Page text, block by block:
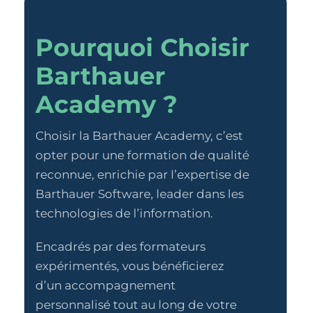
Pourquoi Choisir
Barthauer
Academy ?
Choisir la Barthauer Academy, c’est
opter pour une formation de qualité
reconnue, enrichie par l’expertise de
Barthauer Software, leader dans les
technologies de l’information.
Encadrés par des formateurs
expérimentés, vous bénéficierez
d’un accompagnement
personnalisé tout au long de votre